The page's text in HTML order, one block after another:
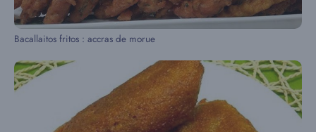
Bacallaitos fritos : accras de morue